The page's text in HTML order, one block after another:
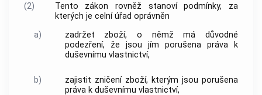
(2)
Tento zákon rovněž stanoví podmínky, za
kterých je celní úřad oprávněn
a)
zadržet zboží, o němž má důvodné
podezření, že jsou jím porušena práva k
duševnímu vlastnictví,
b)
zajistit zničení zboží, kterým jsou porušena
práva k duševnímu vlastnictví,